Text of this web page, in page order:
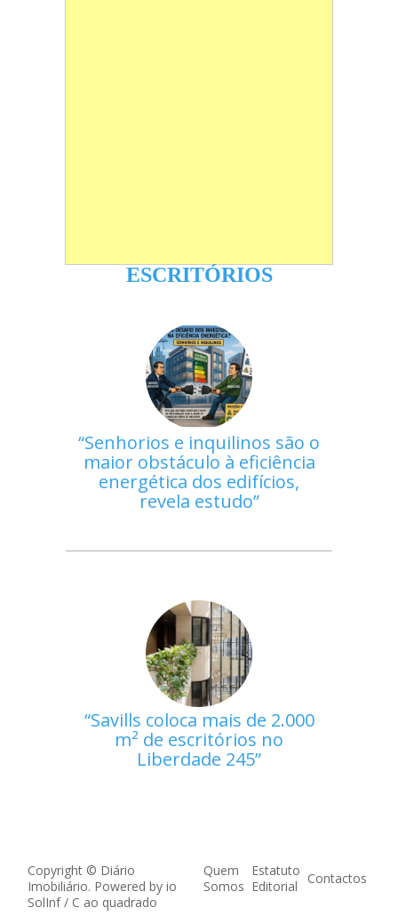
ESCRITÓRIOS
Senhorios e inquilinos são o
maior obstáculo à eficiência
energética dos edifícios,
revela estudo
Savills coloca mais de 2.000
m² de escritórios no
Liberdade 245
Copyright © Diário
Imobiliário. Powered by io
SolInf/ C ao quadrado
Quem
Somos
Estatuto
Editorial
Contactos